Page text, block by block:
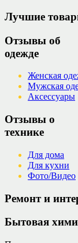
Лучшие
Отзывы об
одежде
Женская
Мужская
Аксессуары
Отзывы о
технике
Для дома
Для кухни
Фото/Видео
Ремонт и
Бытовая